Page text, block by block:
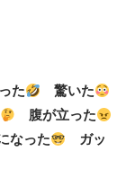
た
驚いた
腹が立った
なった
ガッ